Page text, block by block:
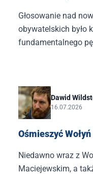
Głosowanie nad
obywatelskich było
fundamentalnego
Dawid
16.07.2026
Ośmieszyć Wołyń
Niedawno wraz z
Maciejewskim, a